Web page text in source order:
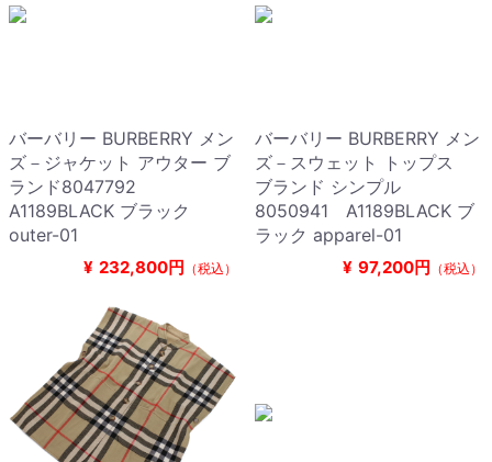
バーバリー BURBERRY メン
ズ－ジャケット アウター ブ
ランド8047792
A1189BLACK ブラック
outer-01
¥ 232,800円 （税込）
バーバリー BURBERRY メン
ズ－スウェット トップス
ブランド シンプル
8050941 A1189BLACK ブ
ラック apparel-01
¥ 97,200円 （税込）